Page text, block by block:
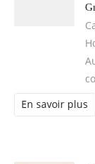
En savoir plus